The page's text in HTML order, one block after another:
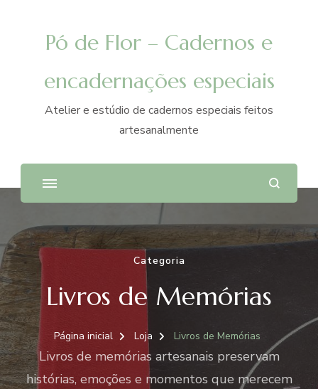
Pó de Flor – Cadernos e
encadernações especiais
Atelier e estúdio de cadernos especiais feitos
artesanalmente
Categoria
Livros de Memórias
Livros de memórias artesanais preservam
histórias, emoções e momentos que merecem
Página inicial Loja Livros de Memórias